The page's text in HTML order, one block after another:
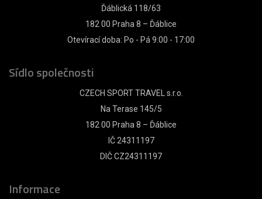
Ďáblická 118/63
182 00 Praha 8 – Ďáblice
Otevírací doba: Po - Pá 9:00 - 17:00
Sídlo společnosti
CZECH SPORT TRAVEL s.r.o.
Na Terase 145/5
182 00 Praha 8 – Ďáblice
IČ 24311197
DIČ CZ24311197
Informace